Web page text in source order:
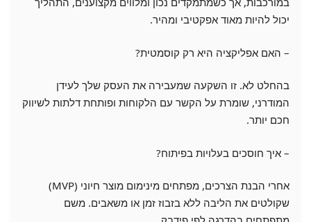
יכול להיות מאוד אפקטיבי ומהיר.
– האם אפליקציה היא רק קוסמטית?
בהחלט לא. זו השקעה שמעבירה את העסק שלך לעידן
המודרני, שומרת על הקשר עם הלקוחות ופותחת דלתות לשיווק
חכם יותר.
– איך חוסכים בעלויות בפיתוח?
אחרי הבנת הצרכים, מפתחים מינימום מוצר חיוני (MVP)
שקולטים את הליבה ללא בזבוז זמן או משאבים. משם